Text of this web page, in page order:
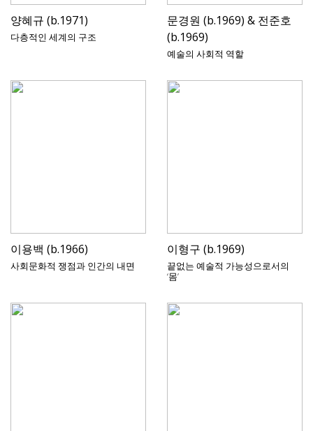
양혜규 (b.1971)
다층적인 세계의 구조
문경원 (b.1969) & 전준호
(b.1969)
예술의 사회적 역할
이용백 (b.1966)
사회문화적 쟁점과 인간의 내면
이형구 (b.1969)
끝없는 예술적 가능성으로서의
‘몸’